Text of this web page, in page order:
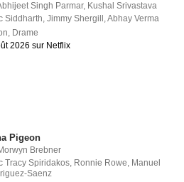
Singh Parmar, Kushal Srivastava
Siddharth ,Jimmy Shergill ,Abhay Verma
Drame
2026 sur Netflix
Pigeon
Brebner
Tracy Spiridakos, Ronnie Rowe, Manuel
Saenz